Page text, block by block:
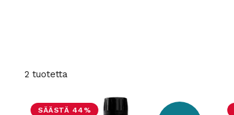
2 tuotetta
SÄÄSTÄ 44%